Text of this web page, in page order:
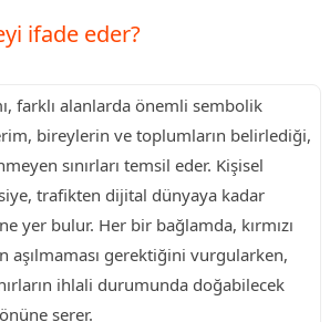
ifade eder?
farklı alanlarda önemli sembolik
bireylerin ve toplumların belirlediği,
sınırları temsil eder. Kişisel
trafikten dijital dünyaya kadar
yer bulur. Her bir bağlamda, kırmızı
aşılmaması gerektiğini vurgularken,
ihlali durumunda doğabilecek
serer.